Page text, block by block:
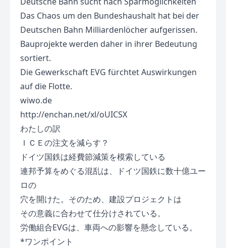
Das Chaos um den Bundeshaushalt hat bei der
Deutschen Bahn Milliardenlöcher aufgerissen.
Bauprojekte werden daher in ihrer Bedeutung
sortiert.
Die Gewerkschaft EVG fürchtet Auswirkungen
auf die Flotte.
wiwo.de
http://enchan.net/xl/oUICSX
わたしの訳
ＩＣＥの注文を減らす？
ドイツ国鉄は経費節減策を模索している
連邦予算をめぐる混乱は、ドイツ国鉄に数十億ユー
ロの
穴を開けた。そのため、建設プロジェクトは
その意義に合わせて仕分けされている。
労働組合EVGは、車両への影響を懸念している。
*ワンポイント